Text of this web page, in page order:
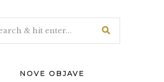
NOVE OBJAVE